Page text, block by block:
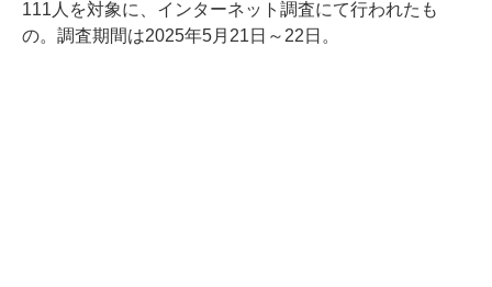
111人を対象に、インターネット調査にて行われたも
の。調査期間は2025年5月21日～22日。